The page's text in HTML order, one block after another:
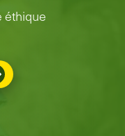
éthique